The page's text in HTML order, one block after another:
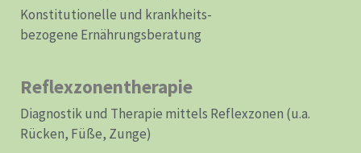
Konstitutionelle und krankheits-
bezogene Ernährungsberatung
Reflexzonentherapie
Diagnostik und Therapie mittels Reflexzonen (u.a.
Rücken, Füße, Zunge)